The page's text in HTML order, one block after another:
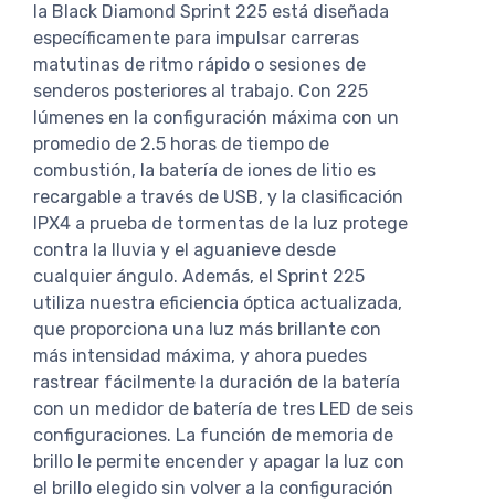
la Black Diamond Sprint 225 está diseñada
específicamente para impulsar carreras
matutinas de ritmo rápido o sesiones de
senderos posteriores al trabajo. Con 225
lúmenes en la configuración máxima con un
promedio de 2.5 horas de tiempo de
combustión, la batería de iones de litio es
recargable a través de USB, y la clasificación
IPX4 a prueba de tormentas de la luz protege
contra la lluvia y el aguanieve desde
cualquier ángulo. Además, el Sprint 225
utiliza nuestra eficiencia óptica actualizada,
que proporciona una luz más brillante con
más intensidad máxima, y ​​ahora puedes
rastrear fácilmente la duración de la batería
con un medidor de batería de tres LED de seis
configuraciones. La función de memoria de
brillo le permite encender y apagar la luz con
el brillo elegido sin volver a la configuración